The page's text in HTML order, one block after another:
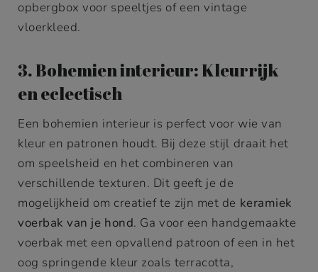
opbergbox voor speeltjes of een vintage
vloerkleed.
3. Bohemien interieur: Kleurrijk
en eclectisch
Een bohemien interieur is perfect voor wie van
kleur en patronen houdt. Bij deze stijl draait het
om speelsheid en het combineren van
verschillende texturen. Dit geeft je de
mogelijkheid om creatief te zijn met de keramiek
voerbak van je hond. Ga voor een handgemaakte
voerbak met een opvallend patroon of een in het
oog springende kleur zoals terracotta,